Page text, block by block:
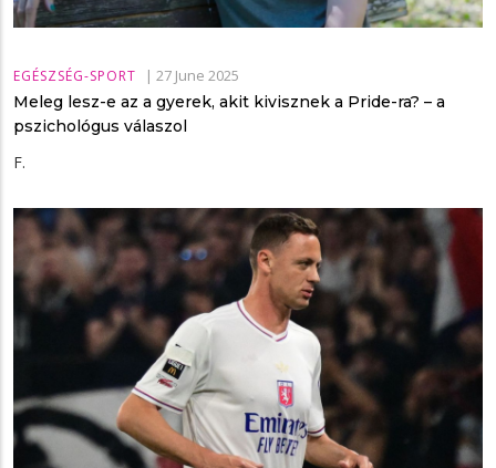
EGÉSZSÉG-SPORT | 27 June 2025
Meleg lesz-e az a gyerek, akit kivisznek a Pride-ra? – a
pszichológus válaszol
F.